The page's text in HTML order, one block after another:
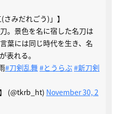
さみだれごう)」】
。景色を名に宿した名刀は
葉には同じ時代を生き、名
表れる。
#刀剣乱舞#とうらぶ#新刀剣
(@tkrb_ht) November 30, 2